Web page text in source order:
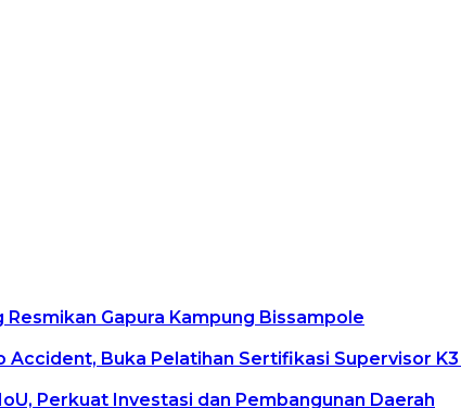
Gapura Kampung Bissampole
Buka Pelatihan Sertifikasi Supervisor
Perkuat Investasi dan Pembangunan Daerah